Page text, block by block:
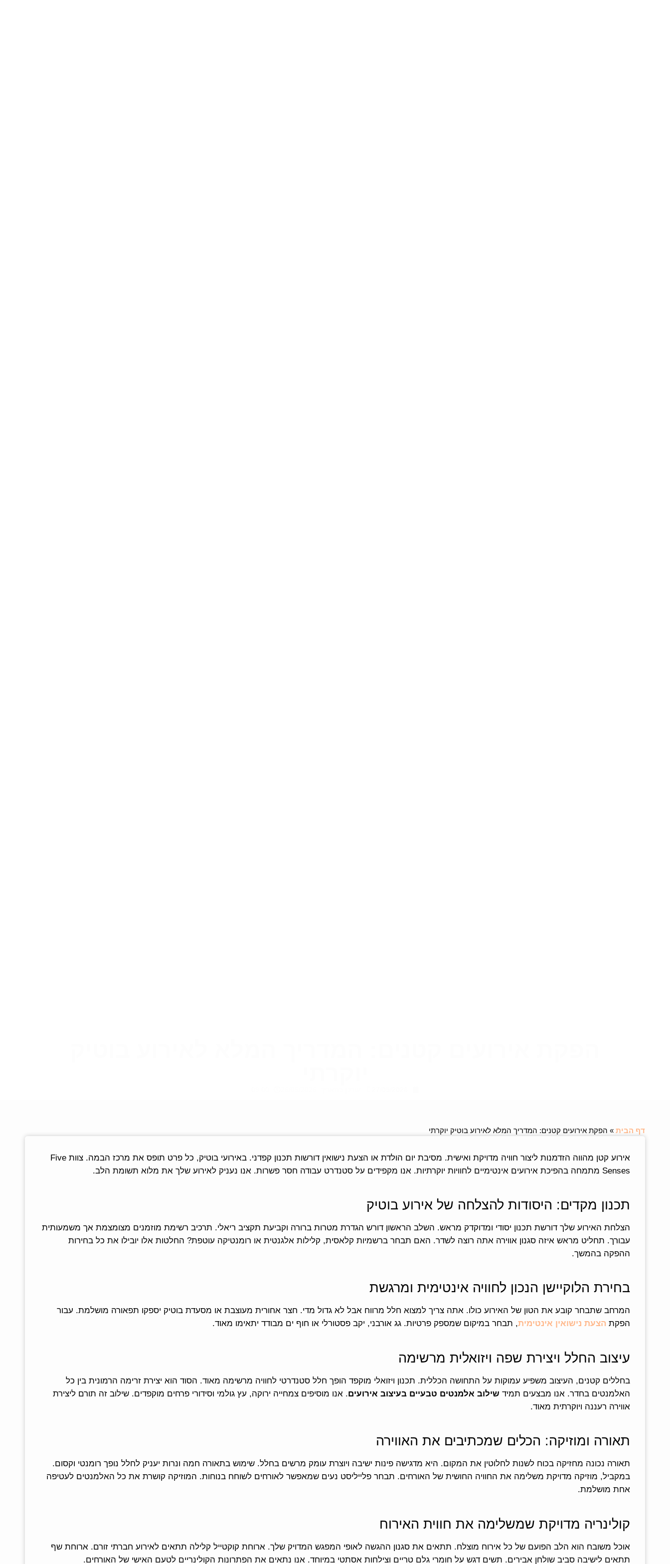
דף הבית » הפקת אירועים קטנים: המדריך המלא לאירוע בוטיק יוקרתי
אירוע קטן מהווה הזדמנות ליצור חוויה מדויקת ואישית. מסיבת יום הולדת או הצעת נישואין דורשות תכנון קפדני. באירועי בוטיק, כל פרט תופס את מרכז הבמה. צוות Five
Senses מתמחה בהפיכת אירועים אינטימיים לחוויות יוקרתיות. אנו מקפידים על סטנדרט עבודה חסר פשרות. אנו נעניק לאירוע שלך את מלוא תשומת הלב.
תכנון מקדים: היסודות להצלחה של אירוע בוטיק
הצלחת האירוע שלך דורשת תכנון יסודי ומדוקדק מראש. השלב הראשון דורש הגדרת מטרות ברורה וקביעת תקציב ריאלי. תרכיב רשימת מוזמנים מצומצמת אך משמעותית
עבורך. תחליט מראש איזה סגנון אווירה אתה רוצה לשדר. האם תבחר ברשמיות קלאסית, קלילות אלגנטית או רומנטיקה עוטפת? החלטות אלו יובילו את כל בחירות
ההפקה בהמשך.
בחירת הלוקיישן הנכון לחוויה אינטימית ומרגשת
המרחב שתבחר קובע את הטון של האירוע כולו. אתה צריך למצוא חלל מרווח אבל לא גדול מדי. חצר אחורית מעוצבת או מסעדת בוטיק יספקו תפאורה מושלמת. עבור
הפקת הצעת נישואין אינטימית, תבחר במיקום שמספק פרטיות. גג אורבני, יקב פסטורלי או חוף ים מבודד יתאימו מאוד.
עיצוב החלל ויצירת שפה ויזואלית מרשימה
בחללים קטנים, העיצוב משפיע עמוקות על התחושה הכללית. תכנון ויזואלי מוקפד הופך חלל סטנדרטי לחוויה מרשימה מאוד. הסוד הוא יצירת זרימה הרמונית בין כל
האלמנטים בחדר. אנו מבצעים תמיד שילוב אלמנטים טבעיים בעיצוב אירועים. אנו מוסיפים צמחייה ירוקה, עץ גולמי וסידורי פרחים מוקפדים. שילוב זה תורם ליצירת
אווירה רעננה ויוקרתית מאוד.
תאורה ומוזיקה: הכלים שמכתיבים את האווירה
תאורה נכונה מחזיקה בכוח לשנות לחלוטין את המקום. היא מדגישה פינות ישיבה ויוצרת עומק מרשים בחלל. שימוש בתאורה חמה ונרות יעניק לחלל נופך רומנטי וקסום.
במקביל, מוזיקה מדויקת משלימה את החוויה החושית של האורחים. תבחר פלייליסט נעים שמאפשר לאורחים לשוחח בנוחות. המוזיקה קושרת את כל האלמנטים לעטיפה
אחת מושלמת.
קולינריה מדויקת שמשלימה את חווית האירוח
אוכל משובח הוא הלב הפועם של כל אירוח מוצלח. תתאים את סגנון ההגשה לאופי המפגש המדויק שלך. ארוחת קוקטייל קלילה תתאים לאירוע חברתי זורם. ארוחת שף
תתאים לישיבה סביב שולחן אבירים. תשים דגש על חומרי גלם טריים וצילחות אסתטי במיוחד. אנו נתאים את הפתרונות הקולינריים לטעם האישי של האורחים.